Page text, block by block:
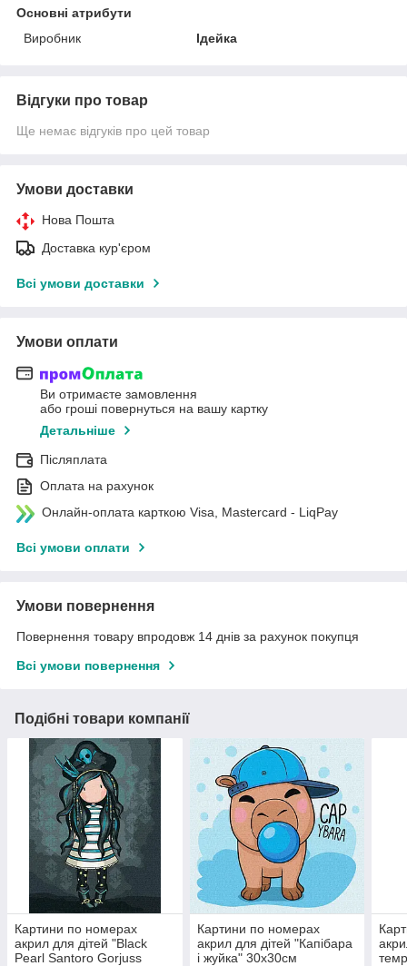
Основні атрибути
Виробник
Ідейка
Відгуки про товар
Ще немає відгуків про цей товар
Умови доставки
Нова Пошта
Доставка кур'єром
Всі умови доставки
Умови оплати
Ви отримаєте замовлення
або гроші повернуться на вашу картку
Детальніше
Післяплата
Оплата на рахунок
Онлайн-оплата карткою Visa, Mastercard - LiqPay
Всі умови оплати
Умови повернення
Повернення товару впродовж 14 днів за рахунок покупця
Всі умови повернення
Подібні товари компанії
Картини по номерах
акрил для дітей "Black
Pearl Santoro Gorjuss
Картини по номерах
акрил для дітей "Капібара
і жуйка" 30х30см